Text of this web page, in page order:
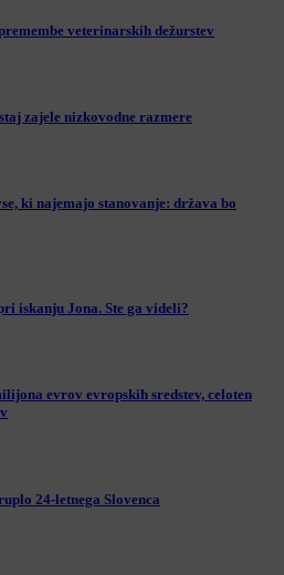
veterinarskih dežurstev
zajele nizkovodne razmere
ki najemajo stanovanje: država bo
iskanju Jona. Ste ga videli?
evrov evropskih sredstev, celoten
24-letnega Slovenca